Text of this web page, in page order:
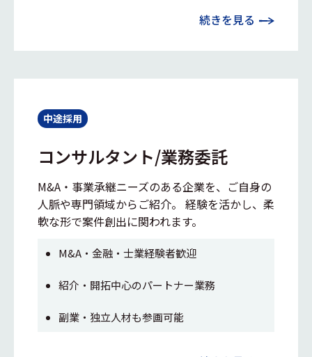
続きを見る
中途採用
コンサルタント/業務委託
M&A・事業承継ニーズのある企業を、ご自身の
人脈や専門領域からご紹介。 経験を活かし、柔
軟な形で案件創出に関われます。
M&A・金融・士業経験者歓迎
紹介・開拓中心のパートナー業務
副業・独立人材も参画可能